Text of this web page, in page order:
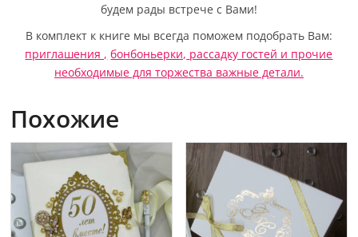
будем рады встрече с Вами!
В комплект к книге мы всегда поможем подобрать Вам:
приглашения , бонбоньерки, рассадку гостей и прочие
необходимые для торжества важные детали.
Похожие